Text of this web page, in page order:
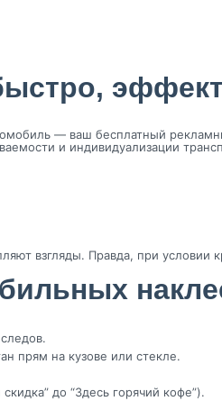
— ваш бесплатный
и индивидуализации
взгляды. Правда, при условии
прям на кузове или стекле.
до “Здесь горячий кофе”).